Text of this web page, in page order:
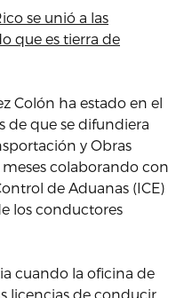
se unió a las
que es tierra de
Colón ha estado en el
de que se difundiera
y Obras
meses colaborando con
de Aduanas (ICE)
los conductores
cuando la oficina de
licencias de conducir